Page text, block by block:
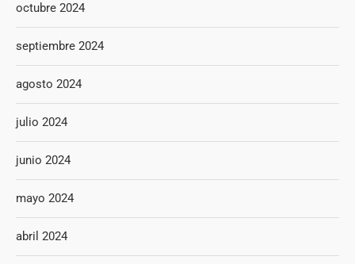
octubre 2024
septiembre 2024
agosto 2024
julio 2024
junio 2024
mayo 2024
abril 2024